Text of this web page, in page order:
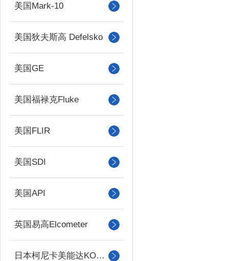
美国Mark-10
美国狄夫斯高 Defelsko
美国GE
美国福禄克Fluke
美国FLIR
美国SDI
美国API
英国易高Elcometer
日本柯尼卡美能达KONICA MINOLTA